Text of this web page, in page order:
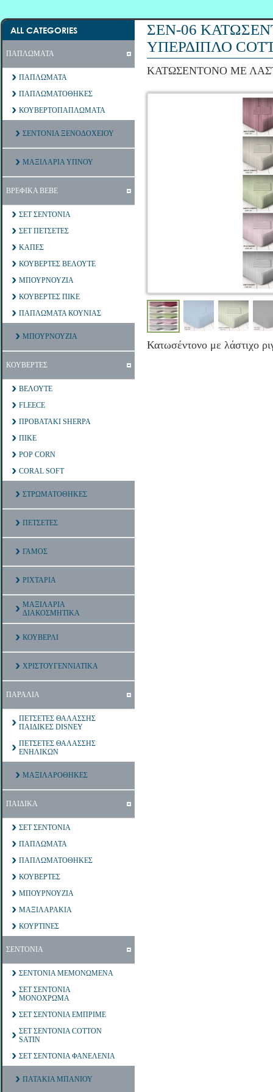
ALL CATEGORIES
ΠΑΠΛΩΜΑΤΑ
ΠΑΠΛΩΜΑΤΑ
ΠΑΠΛΩΜΑΤΟΘΗΚΕΣ
ΚΟΥΒΕΡΤΟΠΑΠΛΩΜΑΤΑ
ΣΕΝΤΟΝΙΑ ΞΕΝΟΔΟΧΕΙΟΥ
ΜΑΞΙΛΑΡΙΑ ΥΠΝΟΥ
ΒΡΕΦΙΚΑ ΒΕΒΕ
ΣΕΤ ΣΕΝΤΟΝΙΑ
ΣΕΤ ΠΕΤΣΕΤΕΣ
ΚΑΠΕΣ
ΚΟΥΒΕΡΤΕΣ ΒΕΛΟΥΤΕ
ΜΠΟΥΡΝΟΥΖΙΑ
ΚΟΥΒΕΡΤΕΣ ΠΙΚΕ
ΠΑΠΛΩΜΑΤΑ ΚΟΥΝΙΑΣ
ΜΠΟΥΡΝΟΥΖΙΑ
ΚΟΥΒΕΡΤΕΣ
ΒΕΛΟΥΤΕ
FLEECE
ΠΡΟΒΑΤΑΚΙ SHERPA
ΠΙΚΕ
POP CORN
CORAL SOFT
ΣΤΡΩΜΑΤΟΘΗΚΕΣ
ΠΕΤΣΕΤΕΣ
ΓΑΜΟΣ
ΡΙΧΤΑΡΙΑ
ΜΑΞΙΛΑΡΙΑ
ΔΙΑΚΟΣΜΗΤΙΚΑ
ΚΟΥΒΕΡΛΙ
ΧΡΙΣΤΟΥΓΕΝΝΙΑΤΙΚΑ
ΠΑΡΑΛΙΑ
ΠΕΤΣΕΤΕΣ ΘΑΛΑΣΣΗΣ
ΠΑΙΔΙΚΕΣ DISNEY
ΠΕΤΣΕΤΕΣ ΘΑΛΑΣΣΗΣ
ΕΝΗΛΙΚΩΝ
ΜΑΞΙΛΑΡΟΘΗΚΕΣ
ΠΑΙΔΙΚΑ
ΣΕΤ ΣΕΝΤΟΝΙΑ
ΠΑΠΛΩΜΑΤΑ
ΠΑΠΛΩΜΑΤΟΘΗΚΕΣ
ΚΟΥΒΕΡΤΕΣ
ΜΠΟΥΡΝΟΥΖΙΑ
ΜΑΞΙΛΑΡΑΚΙΑ
ΚΟΥΡΤΙΝΕΣ
ΣΕΝΤΟΝΙΑ
ΣΕΝΤΟΝΙΑ ΜΕΜΟΝΩΜΕΝΑ
ΣΕΤ ΣΕΝΤΟΝΙΑ
ΜΟΝΟΧΡΩΜΑ
ΣΕΤ ΣΕΝΤΟΝΙΑ ΕΜΠΡΙΜΕ
ΣΕΤ ΣΕΝΤΟΝΙΑ COTTON
SATIN
ΣΕΤ ΣΕΝΤΟΝΙΑ ΦΑΝΕΛΕΝΙΑ
ΠΑΤΑΚΙΑ ΜΠΑΝΙΟΥ
ΣΕΝ-06
ΥΠΕΡΔΙΠΛΟ
ΚΑΤΩΣΕΝΤΟΝΟ ΜΕ
Κατωσέντονο με λάστιχο